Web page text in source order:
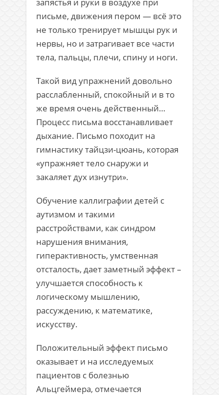
письме, движения пером — всё это
не только тренирует мышцы рук и
нервы, но и затрагивает все части
тела, пальцы, плечи, спину и ноги.
Такой вид упражнений довольно
расслабленный, спокойный и в то
же время очень действенный…
Процесс письма восстанавливает
дыхание. Письмо походит на
гимнастику тайцзи-цюань, которая
«упражняет тело снаружи и
закаляет дух изнутри».
Обучение каллиграфии детей с
аутизмом и такими
расстройствами, как синдром
нарушения внимания,
гиперактивность, умственная
отсталость, дает заметный эффект –
улучшается способность к
логическому мышлению,
рассуждению, к математике,
искусству.
Положительный эффект письмо
оказывает и на исследуемых
пациентов с болезнью
Альцгеймера, отмечается